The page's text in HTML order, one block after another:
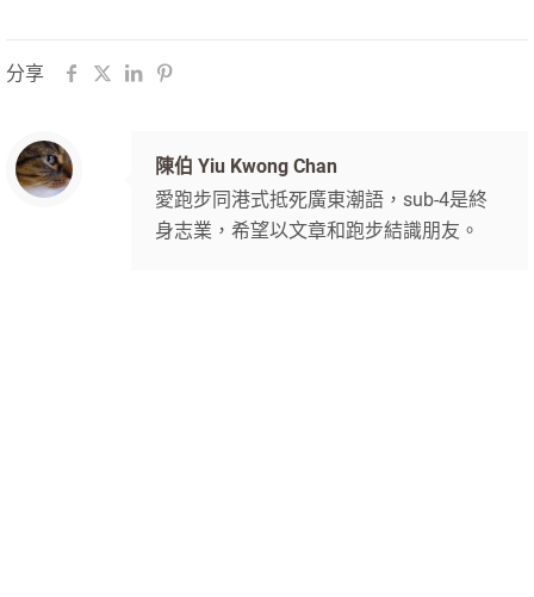
分享
陳伯 Yiu Kwong Chan
愛跑步同港式抵死廣東潮語，sub-4是終
身志業，希望以文章和跑步結識朋友。